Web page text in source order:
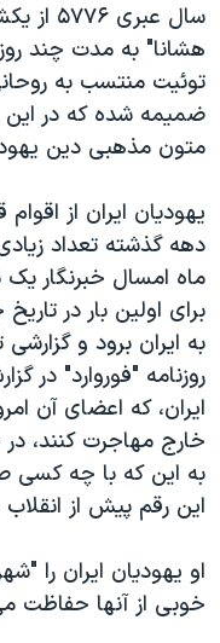
سال
هشانا" به مدت چند
توئیت منتسب به
ضمیمه شده که در این
متون مذهبی دین یهود
یهودیان ایران از
دهه گذشته تعداد زیادی
ماه امسال خبرنگار یک
برای اولین بار در
به ایران برود و
روزنامه "فوروارد"
ایران، که اعضای آن
به این که با چه
این رقم پیش از انقلاب ۸۰ تا ۱۰۰ هزار نفر بود."
او یهودیان ایران را
خوبی از آنها حفاظت